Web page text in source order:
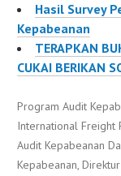
Hasil Survey
Kepabeanan
TERAPKAN
CUKAI BERIKAN
Program Audit
International Freight
Audit Kepabeanan
Kepabeanan,